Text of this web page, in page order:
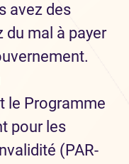
avez des
du mal à payer
le Programme
pour les
(PAR-